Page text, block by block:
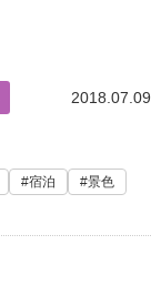
2018.07.09
宿泊
景色